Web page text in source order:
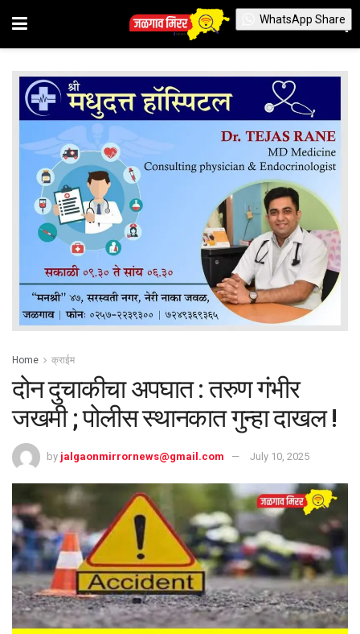
Home क्राईम
दोन दुचाकीचा अपघात : तरुण गंभीर
जखमी ; पोलीस स्थानकात गुन्हा दाखल !
by jalgaonmirrornews@gmail.com July 10, 2025
WhatsApp Share